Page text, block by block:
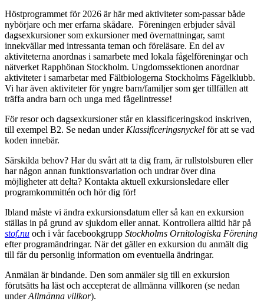
Höstprogrammet för 2026 är här med aktiviteter som passar både
nybörjare och mer erfarna skådare. Föreningen erbjuder såväl
dagsexkursioner som exkursioner med övernattningar, samt
innekvällar med intressanta teman och föreläsare. En del av
aktiviteterna anordnas i samarbete med lokala fågelföreningar och
nätverket Rapphönan Stockholm. Ungdomssektionen anordnar
aktiviteter i samarbetar med Fältbiologerna Stockholms Fågelklubb.
Vi har även aktiviteter för yngre barn/familjer som ger tillfällen att
träffa andra barn och unga med fågelintresse!
För resor och dagsexkursioner står en klassificeringskod inskriven,
till exempel B2. Se nedan under Klassificeringsnyckel för att se vad
koden innebär.
Särskilda behov? Har du svårt att ta dig fram, är rullstolsburen eller
har någon annan funktionsvariation och undrar över dina
möjligheter att delta? Kontakta aktuell exkursionsledare eller
programkommittén och hör dig för!
Ibland måste vi ändra exkursionsdatum eller så kan en exkursion
ställas in på grund av sjukdom eller annat. Kontrollera alltid här på
stof.nu och i vår facebookgrupp Stockholms Ornitologiska Förening
efter programändringar. När det gäller en exkursion du anmält dig
till får du personlig information om eventuella ändringar.
Anmälan är bindande. Den som anmäler sig till en exkursion
förutsätts ha läst och accepterat de allmänna villkoren (se nedan
underAllmänna villkor).